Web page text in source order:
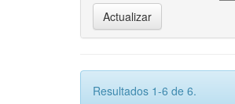
Resultados 1-6 de 6.